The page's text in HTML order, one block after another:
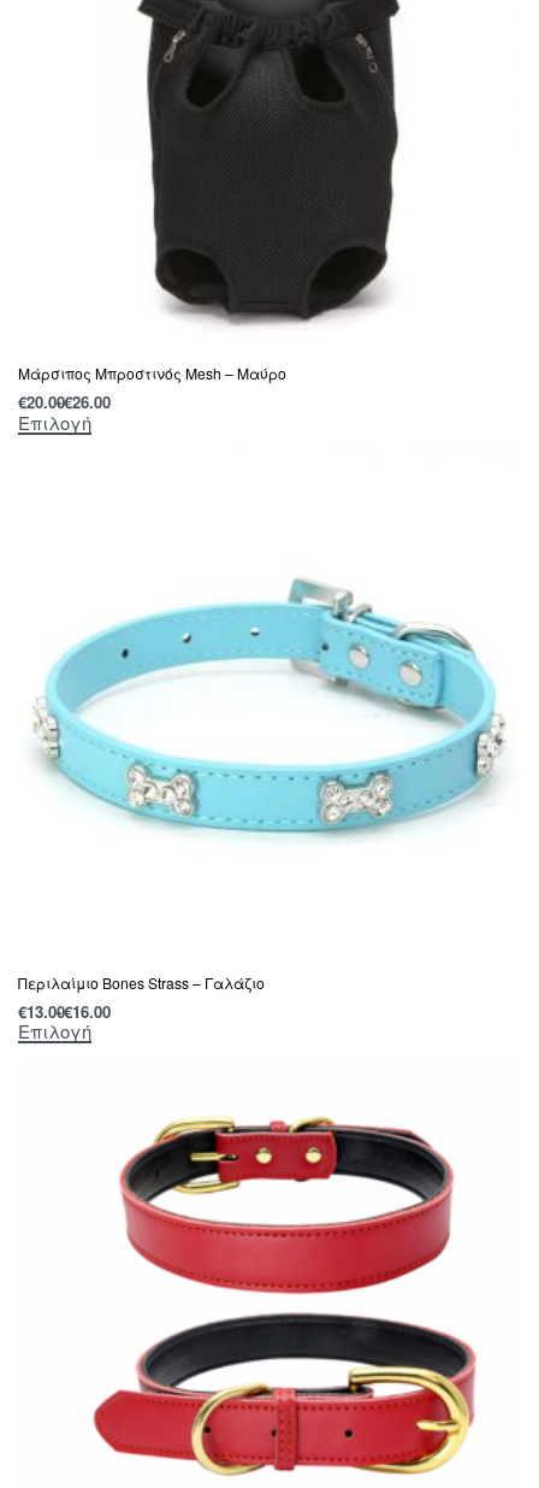
Μάρσιπος Μπροστινός Mesh – Μαύρο
€20.00€26.00
Επιλογή
Περιλαίμιο Bones Strass – Γαλάζιο
€13.00€16.00
Επιλογή